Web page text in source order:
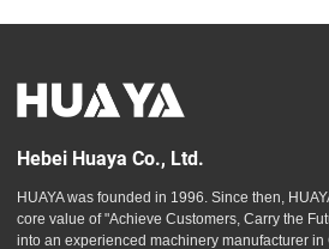
Hebei Huaya Co., Ltd.
HUAYA was founded in 1996. Since then,
core value of "Achieve Customers, Carry the
into an experienced machinery manufacturer in